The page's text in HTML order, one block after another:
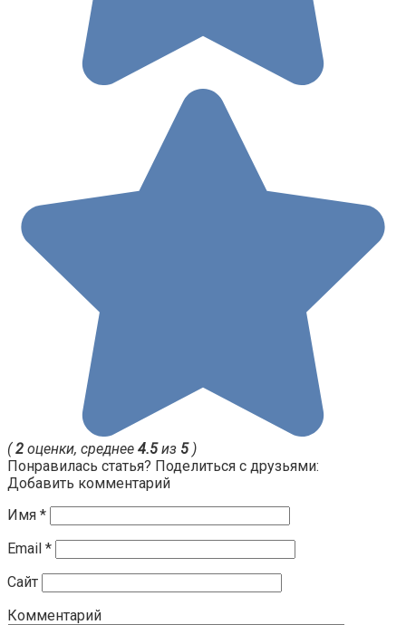
(2 оценки, среднее 4.5из 5)
Понравилась статья? Поделиться с друзьями:
Добавить комментарий
Имя *
Email *
Сайт
Комментарий